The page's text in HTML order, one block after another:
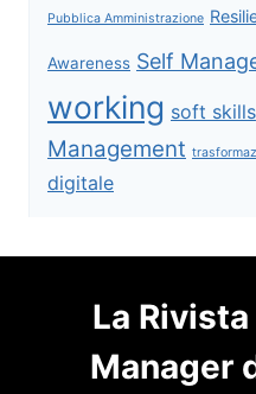
Pubblica Amministrazione
Awareness Self
working soft skills
Management
digitale
La
Manager